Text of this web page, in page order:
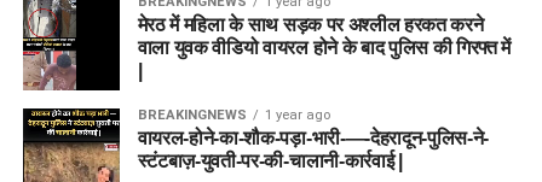
मेरठ में महिला के साथ सड़क पर अश्लील हरकत करने
वाला युवक वीडियो वायरल होने के बाद पुलिस की गिरफ्त में
BREAKINGNEWS 1 year ago
वायरल-होने-का-शौक-पड़ा-भारी-—-देहरादून-पुलिस-ने-
स्टंटबाज़-युवती-पर-की-चालानी-कार्रवाई |